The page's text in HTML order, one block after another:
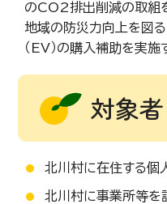
のCO2排出削減の取組
地域の防災力向上を図
（EV）の購入補助を実施
対象者
北川村に在住する個
北川村に事業所等を